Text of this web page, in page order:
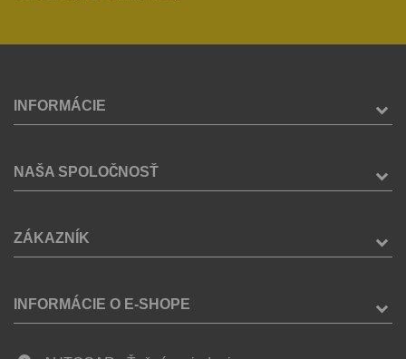
INFORMÁCIE
NAŠA SPOLOČNOSŤ
ZÁKAZNÍK
INFORMÁCIE O E-SHOPE